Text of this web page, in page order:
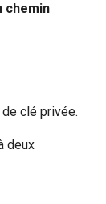
chemin
clé privée.
deux